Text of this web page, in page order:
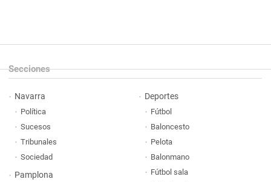
Secciones
Navarra
Política
Sucesos
Tribunales
Sociedad
Pamplona
Deportes
Fútbol
Baloncesto
Pelota
Balonmano
Fútbol sala